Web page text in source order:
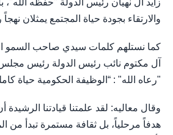
زايد آل نهيان رئيس الدولة "حفظه الله"،
والارتقاء بجودة حياة المجتمع يمثلان
كما نستلهم كلمات سيدي صاحب السمو
آل مكتوم نائب رئيس الدولة رئيس
"رعاه الله" : “الوظيفة الحكومية حياة
وقال معاليه: لقد علمتنا قيادتنا
هدفاً مرحلياً، بل ثقافة مستمرة تبدأ من